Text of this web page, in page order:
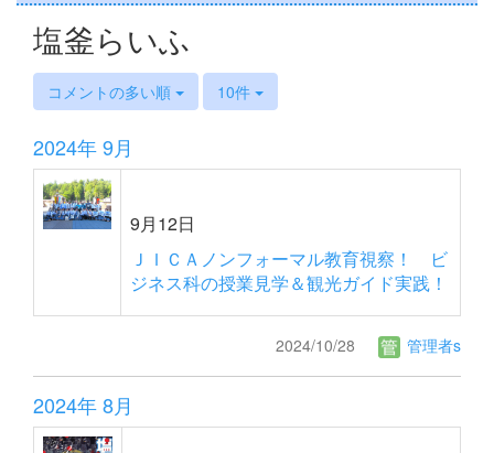
塩釜らいふ
コメントの多い順 10件
2024年 9月
9月12日
ＪＩＣＡノンフォーマル教育視察！ ビ
ジネス科の授業見学＆観光ガイド実践！
2024/10/28 管理者s
2024年 8月